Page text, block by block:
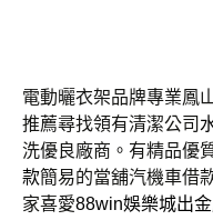
電動曬衣架品牌專業鳳
推薦尋找領有清潔公司
洗優良廠商。有精品優
款簡易的當舖汽機車借
家喜愛88win娛樂城出金